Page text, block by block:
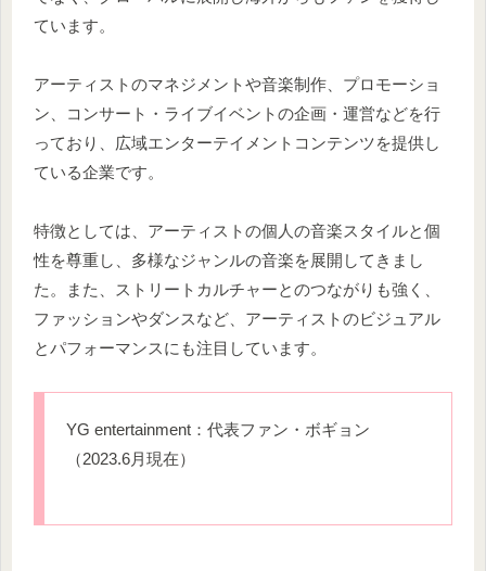
ています。
アーティストのマネジメントや音楽制作、プロモーショ
ン、コンサート・ライブイベントの企画・運営などを行
っており、広域エンターテイメントコンテンツを提供し
ている企業です。
特徴としては、アーティストの個人の音楽スタイルと個
性を尊重し、多様なジャンルの音楽を展開してきまし
た。また、ストリートカルチャーとのつながりも強く、
ファッションやダンスなど、アーティストのビジュアル
とパフォーマンスにも注目しています。
YG entertainment：代表ファン・ボギョン
（2023.6月現在）